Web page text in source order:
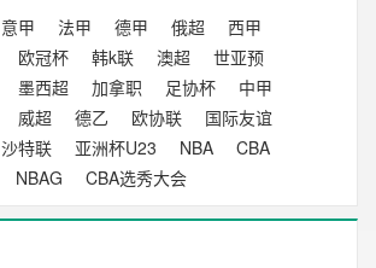
意甲 法甲 德甲 俄超
西甲
欧冠杯 韩k联 澳超
世亚预
墨西超 加拿职 足协杯
中甲
威超 德乙 欧协联
国际友谊
沙特联 亚洲杯U23 NBA
CBA
NBAG CBA选秀大会